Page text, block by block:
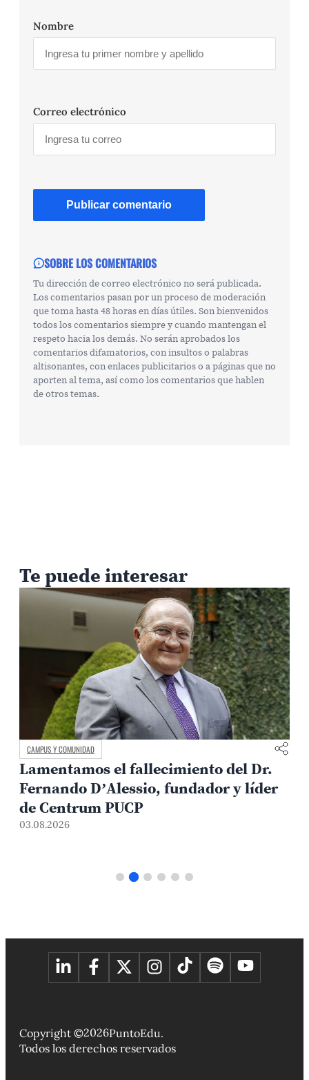
Nombre
Correo electrónico
SOBRE LOS COMENTARIOS
Tu dirección de correo electrónico no será publicada.
Los comentarios pasan por un proceso de moderación
que toma hasta 48 horas en días útiles. Son bienvenidos
todos los comentarios siempre y cuando mantengan el
respeto hacia los demás. No serán aprobados los
comentarios difamatorios, con insultos o palabras
altisonantes, con enlaces publicitarios o a páginas que no
aporten al tema, así como los comentarios que hablen
de otros temas.
Te puede interesar
CAMPUS Y COMUNIDAD
Lamentamos el fallecimiento del Dr.
Fernando D’Alessio, fundador y líder
de Centrum PUCP
03.08.2026
Copyright ©2026PuntoEdu.
Todos los derechos reservados